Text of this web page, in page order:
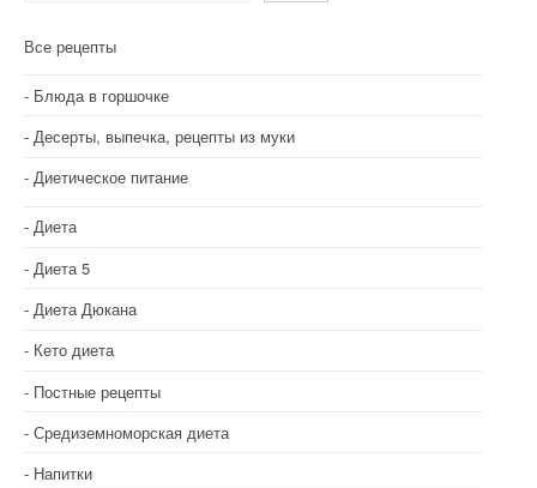
и
п
о
а
п
и
с
я
м
Все рецепты
Блюда в горшочке
Десерты, выпечка, рецепты из муки
Диетическое питание
Диета
Диета 5
Диета Дюкана
Кето диета
Постные рецепты
Средиземноморская диета
Напитки